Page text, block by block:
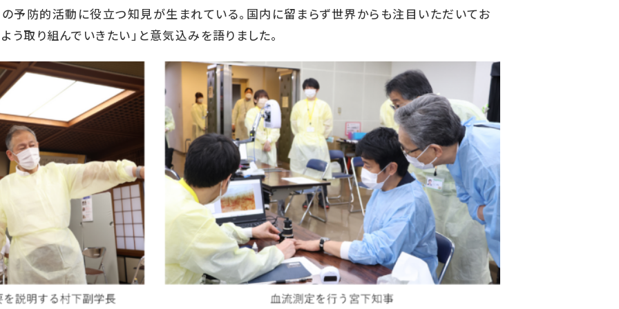
予防的活動に役立つ知見が生まれている。国内に留まらず世界からも注目いただいてお
取り組んでいきたい」と意気込みを語りました。